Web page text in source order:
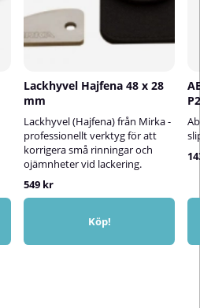
Lackhyvel Hajfena 48 x 28
mm
Lackhyvel (Hajfena) från Mirka -
professionellt verktyg för att
korrigera små rinningar och
ojämnheter vid lackering.
549 kr
Köp!